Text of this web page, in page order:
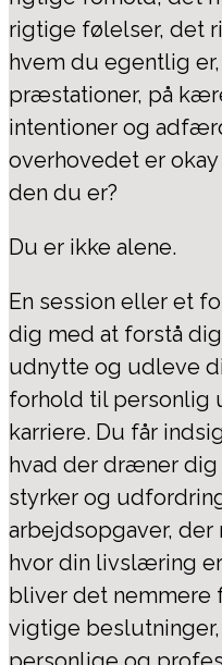
rigtige følelser, det
hvem du egentlig
præstationer, på
intentioner og
overhovedet er
den du er?
Du er ikke alene.
En session eller et
dig med at forstå
udnytte og udleve
forhold til personlig
karriere. Du får
hvad der dræner
styrker og
arbejdsopgaver,
hvor din livslæring
bliver det
vigtige